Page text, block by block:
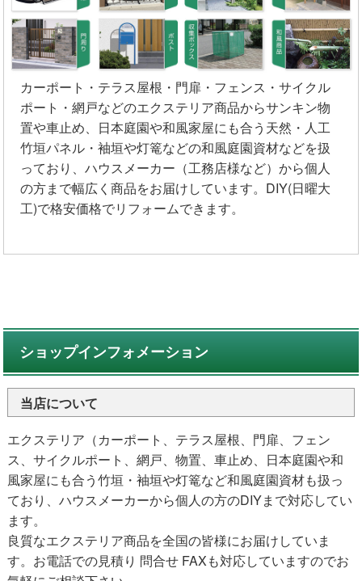
カーポート・テラス屋根・門扉・フェンス・サイクル
ポート・網戸などのエクステリア商品からサンキン物
置や車止め、日本庭園や和風家屋にも合う天然・人工
竹垣パネル・袖垣や灯篭などの和風庭園資材などを扱
っており、ハウスメーカー（工務店様など）から個人
の方まで幅広く商品をお届けしています。DIY(日曜大
工)で格安価格でリフォームできます。
ショップインフォメーション
当店について
エクステリア（カーポート、テラス屋根、門扉、フェン
ス、サイクルポート、網戸、物置、車止め、日本庭園や和
風家屋にも合う竹垣・袖垣や灯篭など和風庭園資材も扱っ
ており、ハウスメーカーから個人の方のDIYまで対応してい
ます。
良質なエクステリア商品を全国の皆様にお届けしていま
す。お電話での見積り 問合せ FAXも対応していますのでお